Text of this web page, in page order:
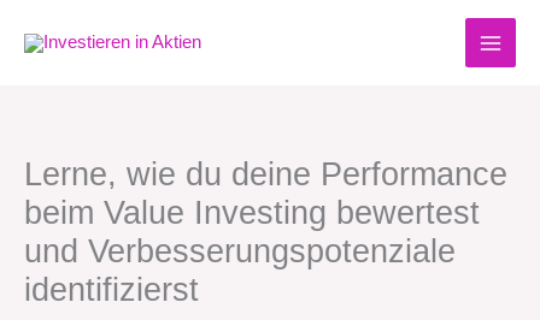
Inhalt
Lerne, wie du deine Performance
beim Value Investing bewertest
und Verbesserungspotenziale
identifizierst